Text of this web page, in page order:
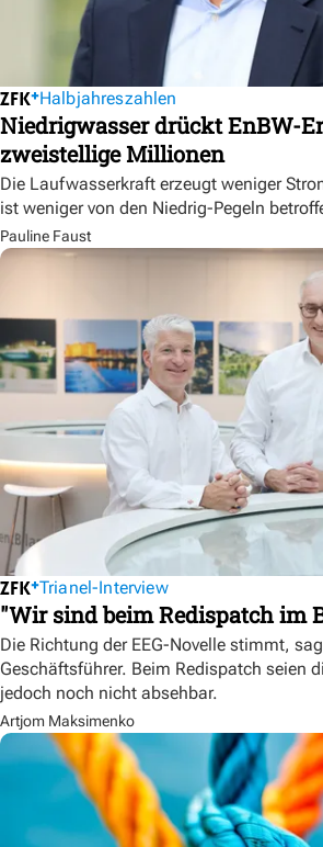
Halbjahreszahlen
Niedrigwasser drückt EnBW-
zweistellige Millionen
Die Laufwasserkraft erzeugt weniger
ist weniger von den Niedrig-Pegeln
Pauline Faust
Trianel-Interview
"Wir sind beim Redispatch im
Die Richtung der EEG-Novelle stimmt,
Geschäftsführer. Beim Redispatch seien
jedoch noch nicht absehbar.
Artjom Maksimenko